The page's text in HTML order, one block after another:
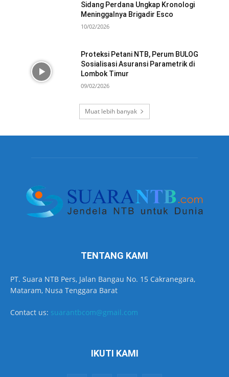
Sidang Perdana Ungkap Kronologi
Meninggalnya Brigadir Esco
10/02/2026
Proteksi Petani NTB, Perum BULOG
Sosialisasi Asuransi Parametrik di
Lombok Timur
09/02/2026
Muat lebih banyak
TENTANG KAMI
PT. Suara NTB Pers, Jalan Bangau No. 15 Cakranegara,
Mataram, Nusa Tenggara Barat
Contact us: suarantbcom@gmail.com
IKUTI KAMI